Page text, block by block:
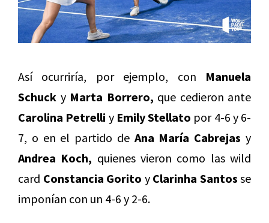
Así ocurriría, por ejemplo, con Manuela
Schuck y Marta Borrero, que cedieron ante
Carolina Petrelli y Emily Stellato por 4-6 y 6-
7, o en el partido de Ana María Cabrejas y
Andrea Koch, quienes vieron como las wild
card Constancia Gorito y Clarinha Santos se
imponían con un 4-6 y 2-6.